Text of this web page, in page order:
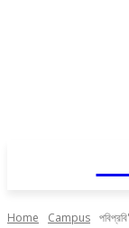
Home Campus